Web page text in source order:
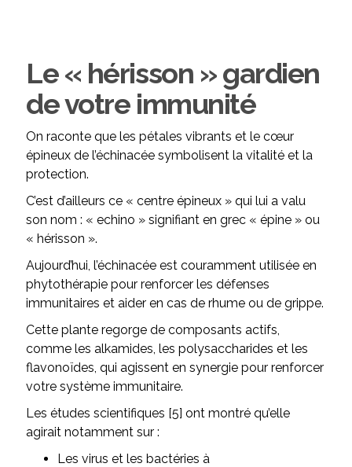
Le « hérisson » gardien
de votre immunité
On raconte que les pétales vibrants et le cœur
épineux de l’échinacée symbolisent la vitalité et la
protection.
C’est d’ailleurs ce « centre épineux » qui lui a valu
son nom : « echino » signifiant en grec « épine » ou
« hérisson ».
Aujourd’hui, l’échinacée est couramment utilisée en
phytothérapie pour renforcer les défenses
immunitaires et aider en cas de rhume ou de grippe.
Cette plante regorge de composants actifs,
comme les alkamides, les polysaccharides et les
flavonoïdes, qui agissent en synergie pour renforcer
votre système immunitaire.
Les études scientifiques [5] ont montré qu’elle
agirait notamment sur :
Les virus et les bactéries à